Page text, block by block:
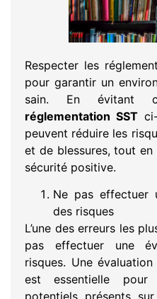
Respecter les
pour garantir un
sain. En évitant
réglementation SST
peuvent réduire les
et de blessures, tout
sécurité positive.
Ne pas effectuer
des risques
L’une des erreurs les
pas effectuer une
risques. Une
est essentielle